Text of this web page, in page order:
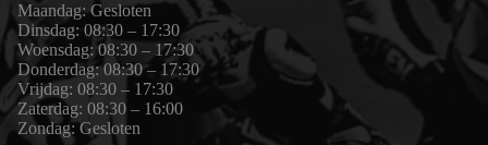
Maandag: Gesloten
Dinsdag: 08:30 – 17:30
Woensdag: 08:30 – 17:30
Donderdag: 08:30 – 17:30
Vrijdag: 08:30 – 17:30
Zaterdag: 08:30 – 16:00
Zondag: Gesloten